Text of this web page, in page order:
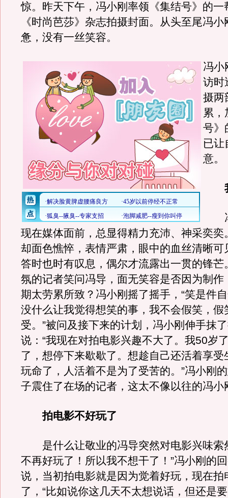
惊。昨天下午，冯小刚率领《集结号》的一
《时尚芭莎》杂志拍摄封面。从头至尾冯
惫，没有一丝笑容。
冯小
访时
摄两
累，
号》
已让
意。
我
冯
现在媒体面前，总显得精力充沛、神采奕奕
却面色憔悴，表情严肃，眼中的血丝清晰可
答时也时有叹息，偶尔才流露出一贯的锋芒
氛的记者笑问冯导，面无笑容是否因为制作
期太劳累所致？冯小刚摇了摇手，“笑是件
没什么让我觉得想笑的事，我不会假笑，假
受。”被问及接下来的计划，冯小刚伸手抹
说：“我现在对拍电影兴趣不大了。我50岁
了，想停下来歇歇了。想趁自己还活着享受
玩命了，人活着不是为了受苦的。”冯小刚
子震住了在场的记者，这太不像以往的冯小
拍电影不好玩了
是什么让敬业的冯导突然对电影兴味索
不再好玩了！所以我不想干了！”冯小刚的
说，当初拍电影就是因为觉着好玩，现在拍
了，“比如说你这几天不太想说话，但还是